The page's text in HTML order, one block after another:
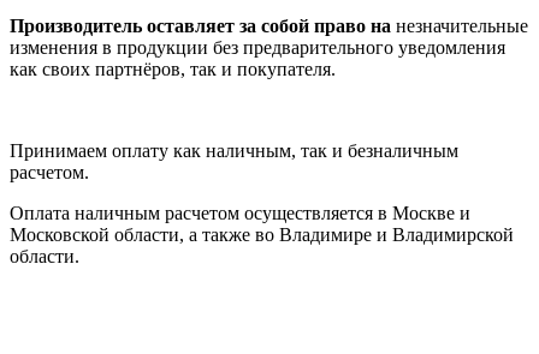
Производитель оставляет за собой право на незначительные
изменения в продукции без предварительного уведомления
как своих партнёров, так и покупателя.
Принимаем оплату как наличным, так и безналичным
расчетом.
Оплата наличным расчетом осуществляется в Москве и
Московской области, а также во Владимире и Владимирской
области.